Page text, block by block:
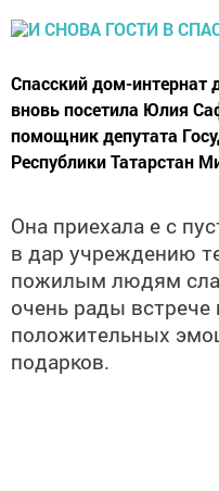
Спасский дом-интернат
вновь посетила Юлия
помощник депутата
Республики Татарстан
Она приехала е с
в дар учреждению
пожилым людям
очень рады встрече
положительных
подарков.